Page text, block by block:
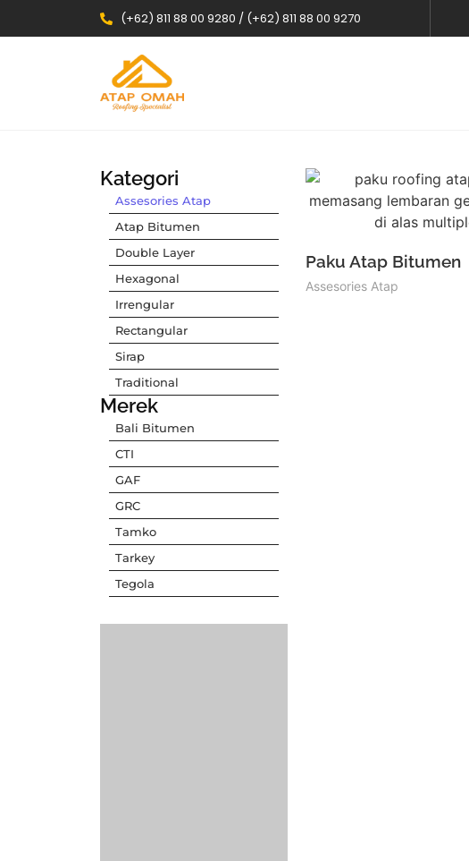
(+62) 811 88 00 9280 / (+62) 811 88 00 9270
Kategori
Assesories Atap
Atap Bitumen
Double Layer
Hexagonal
Irrengular
Rectangular
Sirap
Traditional
Merek
Bali Bitumen
CTI
GAF
GRC
Tamko
Tarkey
Tegola
Paku Atap Bitumen
Assesories Atap